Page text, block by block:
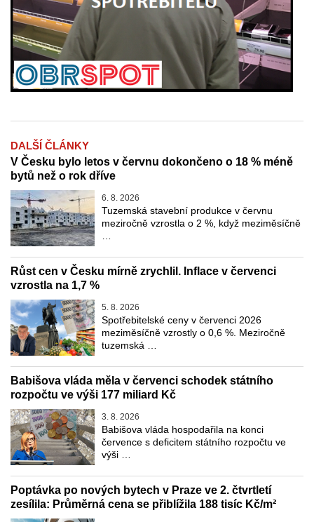
DALŠÍ ČLÁNKY
V Česku bylo letos v červnu dokončeno o 18 % méně
bytů než o rok dříve
6. 8. 2026
Tuzemská stavební produkce v červnu
meziročně vzrostla o 2 %, když meziměsíčně
…
Růst cen v Česku mírně zrychlil. Inflace v červenci
vzrostla na 1,7 %
5. 8. 2026
Spotřebitelské ceny v červenci 2026
meziměsíčně vzrostly o 0,6 %. Meziročně
tuzemská …
Babišova vláda měla v červenci schodek státního
rozpočtu ve výši 177 miliard Kč
3. 8. 2026
Babišova vláda hospodařila na konci
července s deficitem státního rozpočtu ve
výši …
Poptávka po nových bytech v Praze ve 2. čtvrtletí
zesílila: Průměrná cena se přiblížila 188 tisíc Kč/m²